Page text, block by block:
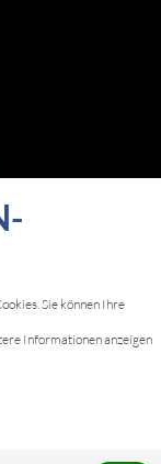
Sie können Ihre
Informationen anzeigen